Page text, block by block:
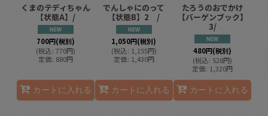
くまのテディちゃん
【状態A】/
700円(税別)
(税込: 770円)
定価: 880円
カートに入れる
でんしゃにのって
【状態B】2 /
1,050円(税別)
(税込: 1,155円)
定価: 1,430円
カートに入れる
たろうのおでかけ
【バーゲンブック】
3/
480円(税別)
(税込: 528円)
定価: 1,320円
カートに入れる